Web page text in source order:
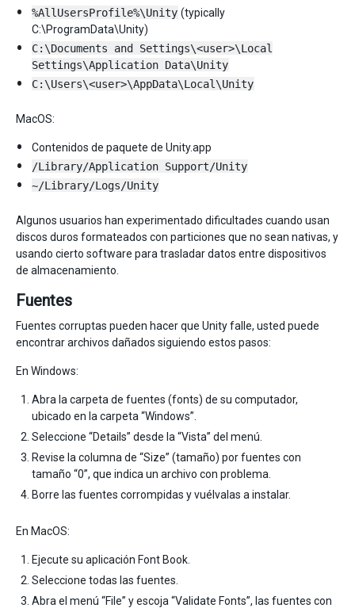
%AllUsersProfile%\Unity (typically
C:\ProgramData\Unity)
C:\Documents and Settings\<user>\Local
Settings\Application Data\Unity
C:\Users\<user>\AppData\Local\Unity
MacOS:
Contenidos de paquete de Unity.app
/Library/Application Support/Unity
~/Library/Logs/Unity
Algunos usuarios han experimentado dificultades cuando usan
discos duros formateados con particiones que no sean nativas, y
usando cierto software para trasladar datos entre dispositivos
de almacenamiento.
Fuentes
Fuentes corruptas pueden hacer que Unity falle, usted puede
encontrar archivos dañados siguiendo estos pasos:
En Windows:
Abra la carpeta de fuentes (fonts) de su computador,
ubicado en la carpeta “Windows”.
Seleccione “Details” desde la “Vista” del menú.
Revise la columna de “Size” (tamaño) por fuentes con
tamaño “0”, que indica un archivo con problema.
Borre las fuentes corrompidas y vuélvalas a instalar.
En MacOS:
Ejecute su aplicación Font Book.
Seleccione todas las fuentes.
Abra el menú “File” y escoja “Validate Fonts”, las fuentes con